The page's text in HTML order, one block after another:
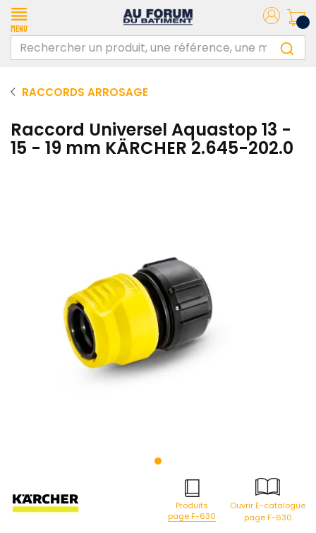
Menu
RACCORDS ARROSAGE
Raccord Universel Aquastop 13 -
15 - 19 mm KÄRCHER 2.645-202.0
Produits
page F-630
Ouvrir E-catalogue
page F-630